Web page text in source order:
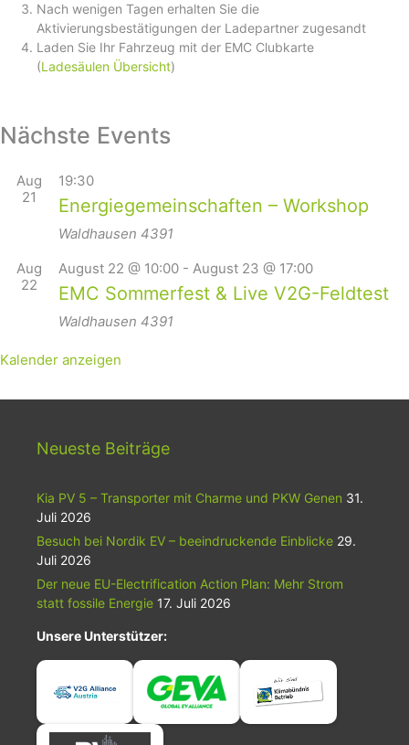
Nach wenigen Tagen erhalten Sie die
Aktivierungsbestätigungen der Ladepartner zugesandt
Laden Sie Ihr Fahrzeug mit der EMC Clubkarte
(Ladesäulen Übersicht)
Nächste Events
Aug
21
19:30
Energiegemeinschaften – Workshop
Waldhausen 4391
Aug
22
August 22 @ 10:00 - August 23 @ 17:00
EMC Sommerfest & Live V2G-Feldtest
Waldhausen 4391
Kalender anzeigen
Neueste Beiträge
Kia PV 5 – Transporter mit Charme und PKW Genen 31.
Juli 2026
Besuch bei Nordik EV – beeindruckende Einblicke 29.
Juli 2026
Der neue EU-Electrification Action Plan: Mehr Strom
statt fossile Energie 17. Juli 2026
Unsere Unterstützer: